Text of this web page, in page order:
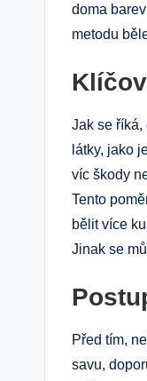
doma
metodu
Jak se říká,
látky, jako
víc škody
Tento
bělit více
Jinak se
Před tím,
savu,